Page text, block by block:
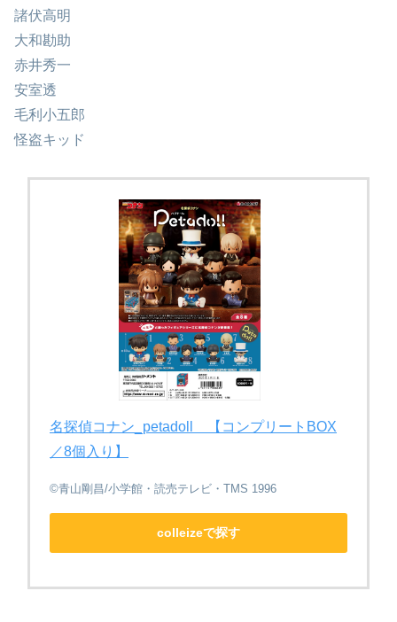
諸伏高明
大和勘助
赤井秀一
安室透
毛利小五郎
怪盗キッド
名探偵コナン_petadoll 【コンプリートBOX
／8個入り】
©青山剛昌/小学館・読売テレビ・TMS 1996
colleizeで探す